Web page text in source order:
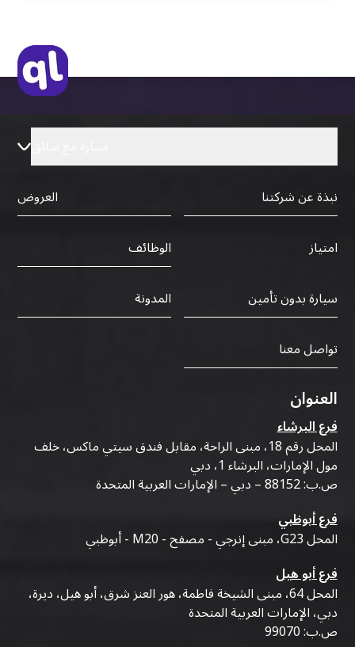
نبذة عن شركتنا
العروض
امتياز
الوظائف
سيارة بدون تأمين
المدونة
تواصل معنا
العنوان
فرع البرشاء
المحل رقم 18، مبنى الراحة، مقابل فندق سيتي ماكس، خلف
مول الإمارات، البرشاء 1، دبي
ص.ب: 88152 – دبي – الإمارات العربية المتحدة
فرع أبوظبي
المحل G23، مبنى إنرجي - مصفح - M20 - أبوظبي
فرع أبو هيل
المحل 64، مبنى الشيخة فاطمة، هور العنز شرق، أبو هيل، ديرة،
دبي، الإمارات العربية المتحدة
ص.ب: 99070